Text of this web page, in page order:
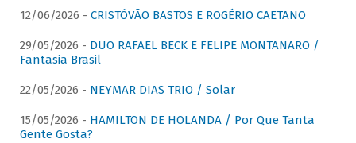
12/06/2026 - CRISTÓVÃO BASTOS E ROGÉRIO CAETANO
29/05/2026 - DUO RAFAEL BECK E FELIPE MONTANARO /
Fantasia Brasil
22/05/2026 - NEYMAR DIAS TRIO / Solar
15/05/2026 - HAMILTON DE HOLANDA / Por Que Tanta
Gente Gosta?